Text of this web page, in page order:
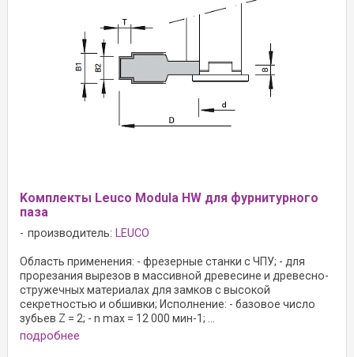
Kомплекты Leuco Modula HW для фурнитурного
паза
производитель: LEUCO
Область применения: - фрезерные станки с ЧПУ; - для
прорезания вырезов в массивной древесине и древесно-
стружечных материалах для замков с высокой
секретностью и обшивки; Исполнение: - базовое число
зубьев Z = 2; - n max = 12 000 мин-1; ...
подробнее